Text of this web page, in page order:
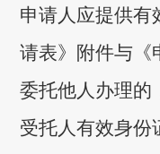
申请人应提供有
请表》附件与《
委托他人办理的
受托人有效身份